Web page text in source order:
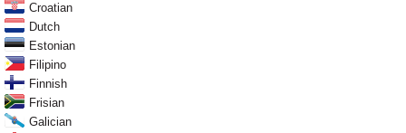
Croatian
Dutch
Estonian
Filipino
Finnish
Frisian
Galician